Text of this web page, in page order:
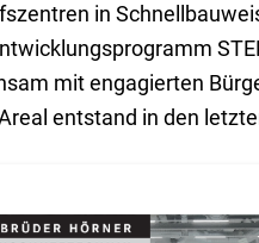
in
mit engagierten
entstand in den